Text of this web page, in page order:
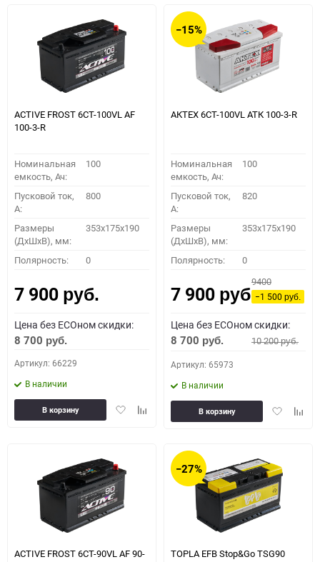
ACTIVE FROST 6СТ-100VL АF
100-3-R
Номинальная
емкость, Ач:
100
Пусковой ток,
A:
800
Размеры
(ДхШхВ), мм:
353x175x190
Полярность: 0
7 900 руб.
Цена без ECOном скидки:
8 700 руб.
Артикул: 66229
В наличии
ДобавитьДобавить
В корзину
−15%
АКТЕХ 6СТ-100VL АТК 100-3-R
Номинальная
емкость, Ач:
100
Пусковой ток,
A:
820
Размеры
(ДхШхВ), мм:
353x175x190
Полярность: 0
7 900 руб.
9400
−1 500руб.
Цена без ECOном скидки:
8 700 руб. 10 200руб.
Артикул: 65973
В наличии
Добавить
В корзину
ACTIVE FROST 6СТ-90VL АF 90-
−27%
TOPLA EFB Stop&Go TSG90